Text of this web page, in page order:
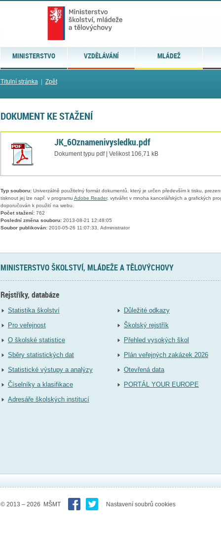
MINISTERSTVO VZDĚLÁVÁNÍ MLÁDEŽ
Titulní stránka| Zpět
DOKUMENT KE STAŽENÍ
JK_6Oznamenivysledku.pdf
Dokument typu pdf | Velikost 106,71 kB
Typ souboru:Univerzálně použitelný formát dokumentů, který je určen především k tisku,
tisknout jej lze např. v programu Adobe Reader, vytvářet v mnoha kancelářských a grafických
doporučován k použití na webu.
Počet stažení:762
Poslední změna souboru:2013-08-21 12:48:05
Soubor publikován:2010-05-26 11:07:33, Administrator
MINISTERSTVO ŠKOLSTVÍ, MLÁDEŽE A TĚLOVÝCHOVY
Rejstříky, databáze
Statistika školství
Pro veřejnost
O školské statistice
Sběry statistických dat
Statistické výstupy a analýzy
Číselníky a klasifikace
Adresáře školských institucí
Důležité odkazy
Školský rejstřík
Přehled vysokých škol
Plán veřejných zakázek 2026
Otevřená data
PORTÁL YOUR EUROPE
© 2013 – 2026 MŠMT Nastavení soubrů cookies